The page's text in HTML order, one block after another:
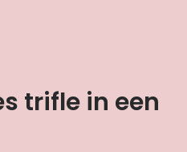
trifle in een